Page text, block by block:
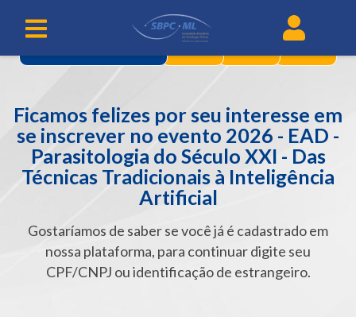
Ficamos felizes por seu interesse em
se inscrever no evento 2026 - EAD -
Parasitologia do Século XXI - Das
Técnicas Tradicionais à Inteligência
Artificial
Gostaríamos de saber se você já é cadastrado em
nossa plataforma, para continuar digite seu
CPF/CNPJ ou identificação de estrangeiro.